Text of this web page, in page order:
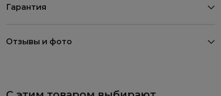
Гарантия
Отзывы и фото